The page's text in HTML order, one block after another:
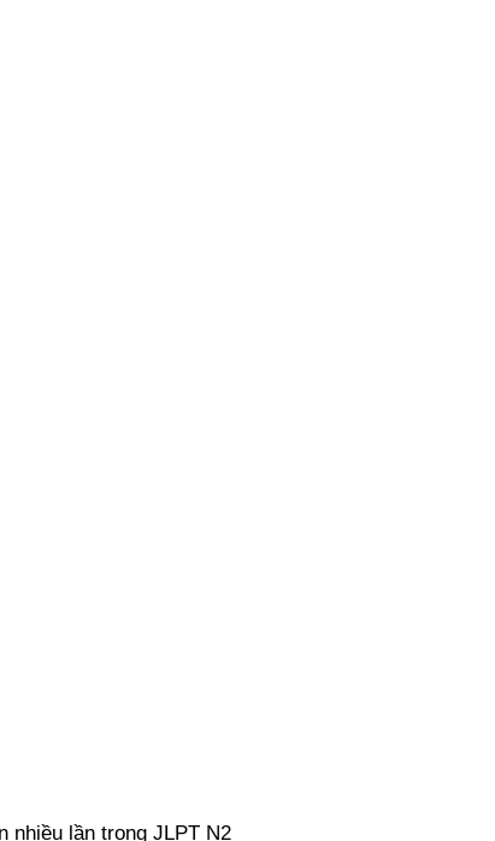
nhiều lần trong JLPT N2